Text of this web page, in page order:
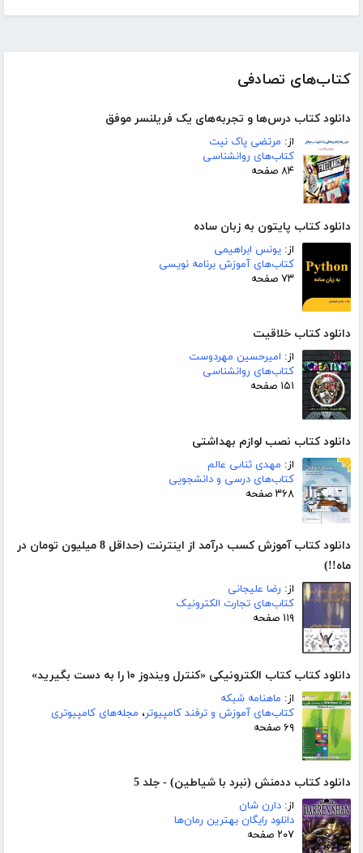
کتاب‌های تصادفی
دانلود کتاب درس‌ها و تجربه‌های یک فریلنسر موفق
از: مرتضی پاک نیت
کتاب‌های روانشناسی
۸۴ صفحه
دانلود کتاب پایتون به زبان ساده
از: یونس ابراهیمی
کتاب‌های آموزش برنامه نویسی
۷۳ صفحه
دانلود کتاب خلاقیت
از: امیرحسین مهردوست
کتاب‌های روانشناسی
۱۵۱ صفحه
دانلود کتاب نصب لوازم بهداشتی
از: مهدى ثناىى عالم
کتاب‌های درسی و دانشجویی
۳۶۸ صفحه
دانلود کتاب آموزش کسب درآمد از اینترنت (حداقل 8 میلیون تومان در
ماه!!)
از: رضا علیجانی
کتاب‌های تجارت الکترونیک
۱۱۹ صفحه
دانلود کتاب کتاب الکترونیکی «کنترل ویندوز ۱۰ را به دست بگیرید»
از: ماهنامه شبکه
کتاب‌های آموزش و ترفند کامپیوتر، مجله‌های کامپیوتری
۶۹ صفحه
دانلود کتاب ددمنش (نبرد با شیاطین) - جلد 5
از: دارن شان
دانلود رایگان بهترین رمان‌ها
۲۰۷ صفحه